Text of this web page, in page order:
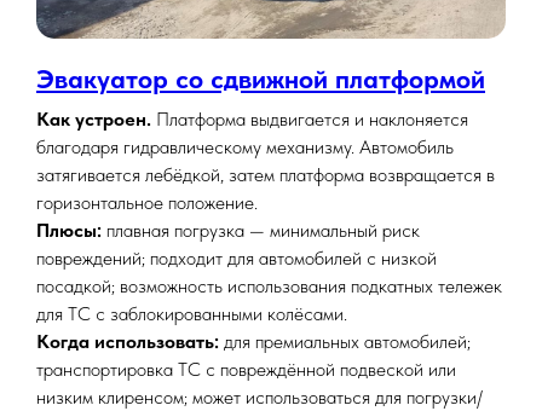
Эвакуатор со сдвижной платформой
Как устроен. Платформа выдвигается и наклоняется
благодаря гидравлическому механизму. Автомобиль
затягивается лебёдкой, затем платформа возвращается в
горизонтальное положение.
Плюсы: плавная погрузка — минимальный риск
повреждений; подходит для автомобилей с низкой
посадкой; возможность использования подкатных тележек
для ТС с заблокированными колёсами.
Когда использовать: для премиальных автомобилей;
транспортировка ТС с повреждённой подвеской или
низким клиренсом; может использоваться для погрузки/